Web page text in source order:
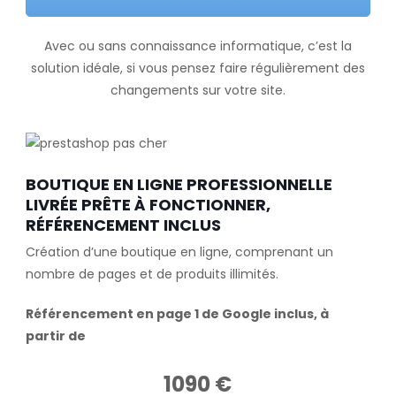
Avec ou sans connaissance informatique, c’est la
solution idéale, si vous pensez faire régulièrement des
changements sur votre site.
BOUTIQUE EN LIGNE PROFESSIONNELLE
LIVRÉE PRÊTE À FONCTIONNER,
RÉFÉRENCEMENT INCLUS
Création d’une boutique en ligne, comprenant un
nombre de pages et de produits illimités.
Référencement en page 1 de Google inclus, à
partir de
1090 €